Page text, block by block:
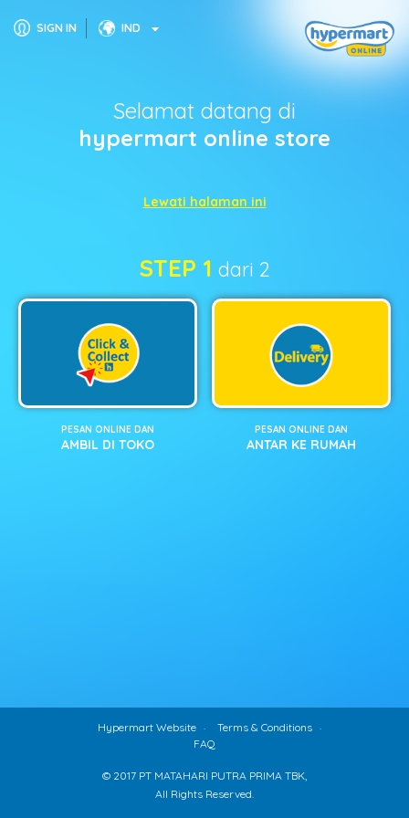
SIGN IN IND
Selamat datang di
hypermart online store
Lewati halaman ini
STEP 1 dari 2
PESAN ONLINE DAN
AMBIL DI TOKO
PESAN ONLINE DAN
ANTAR KE RUMAH
Hypermart Website
Terms & Conditions
FAQ
© 2017 PT MATAHARI PUTRA PRIMA TBK,
All Rights Reserved.